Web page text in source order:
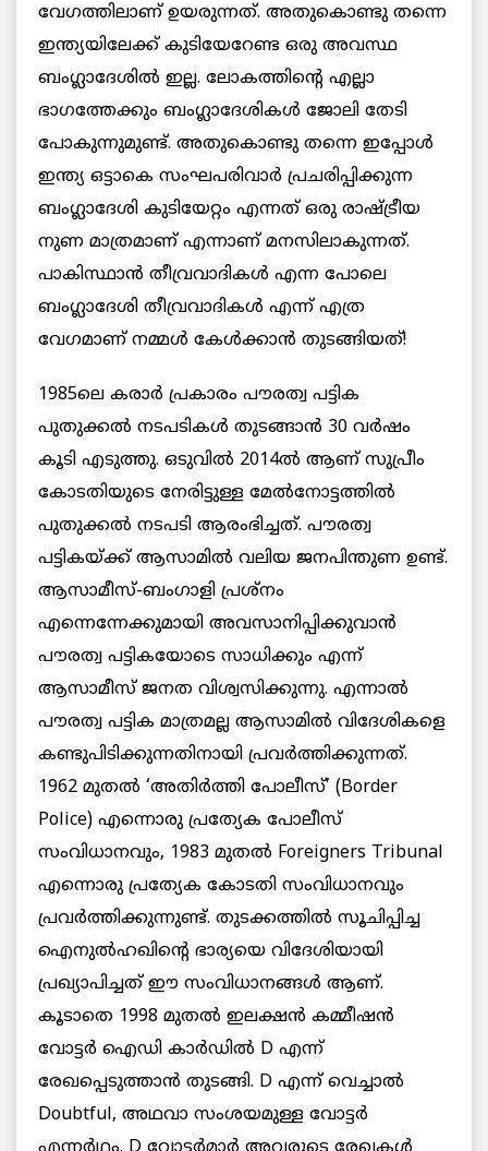
വേഗത്തിലാണ് ഉയരുന്നത്. അതുകൊണ്ടു തന്നെ
ഇന്ത്യയിലേക്ക് കുടിയേറേണ്ട ഒരു അവസ്ഥ
ബംഗ്ലാദേശില്‍ ഇല്ല. ലോകത്തിന്റെ എല്ലാ
ഭാഗത്തേക്കും ബംഗ്ലാദേശികള്‍ ജോലി തേടി
പോകുന്നുമുണ്ട്. അതുകൊണ്ടു തന്നെ ഇപ്പോള്‍
ഇന്ത്യ ഒട്ടാകെ സംഘപരിവാര്‍ പ്രചരിപ്പിക്കുന്ന
ബംഗ്ലാദേശി കുടിയേറ്റം എന്നത് ഒരു രാഷ്ട്രീയ
നുണ മാത്രമാണ് എന്നാണ് മനസിലാകുന്നത്.
പാകിസ്ഥാന്‍ തീവ്രവാദികള്‍ എന്ന പോലെ
ബംഗ്ലാദേശി തീവ്രവാദികള്‍ എന്ന് എത്ര
വേഗമാണ് നമ്മള്‍ കേള്‍ക്കാന്‍ തുടങ്ങിയത്!
1985ലെ കരാര്‍ പ്രകാരം പൗരത്വ പട്ടിക
പുതുക്കല്‍ നടപടികള്‍ തുടങ്ങാന്‍ 30 വര്‍ഷം
കൂടി എടുത്തു. ഒടുവില്‍ 2014ല്‍ ആണ് സുപ്രീം
കോടതിയുടെ നേരിട്ടുള്ള മേല്‍നോട്ടത്തില്‍
പുതുക്കല്‍ നടപടി ആരംഭിച്ചത്. പൗരത്വ
പട്ടികയ്ക്ക് ആസാമില്‍ വലിയ ജനപിന്തുണ ഉണ്ട്.
ആസാമീസ്-ബംഗാളി പ്രശ്‌നം
എന്നെന്നേക്കുമായി അവസാനിപ്പിക്കുവാന്‍
പൗരത്വ പട്ടികയോടെ സാധിക്കും എന്ന്
ആസാമീസ് ജനത വിശ്വസിക്കുന്നു. എന്നാല്‍
പൗരത്വ പട്ടിക മാത്രമല്ല ആസാമില്‍ വിദേശികളെ
കണ്ടുപിടിക്കുന്നതിനായി പ്രവര്‍ത്തിക്കുന്നത്.
1962 മുതല്‍ ‘അതിര്‍ത്തി പോലീസ്’ (Border
Police) എന്നൊരു പ്രത്യേക പോലീസ്
സംവിധാനവും, 1983 മുതല്‍ Foreigners Tribunal
എന്നൊരു പ്രത്യേക കോടതി സംവിധാനവും
പ്രവര്‍ത്തിക്കുന്നുണ്ട്. തുടക്കത്തില്‍ സൂചിപ്പിച്ച
ഐനുല്‍ഹഖിന്റെ ഭാര്യയെ വിദേശിയായി
പ്രഖ്യാപിച്ചത് ഈ സംവിധാനങ്ങള്‍ ആണ്.
കൂടാതെ 1998 മുതല്‍ ഇലക്ഷന്‍ കമ്മീഷന്‍
വോട്ടര്‍ ഐഡി കാര്‍ഡില്‍ D എന്ന്
രേഖപ്പെടുത്താന്‍ തുടങ്ങി. D എന്ന് വെച്ചാല്‍
Doubtful, അഥവാ സംശയമുള്ള വോട്ടര്‍